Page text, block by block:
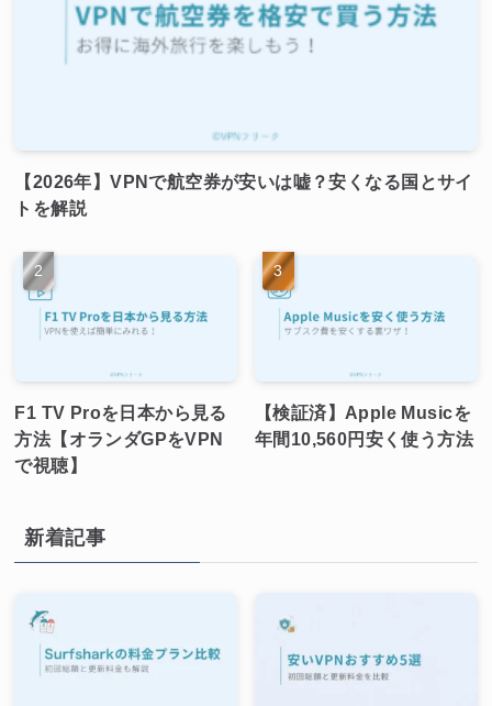
【2026年】VPNで航空券が安いは嘘？安くなる国とサイ
トを解説
F1 TV Proを日本から見る
方法【オランダGPをVPN
で視聴】
【検証済】Apple Musicを
年間10,560円安く使う方法
新着記事